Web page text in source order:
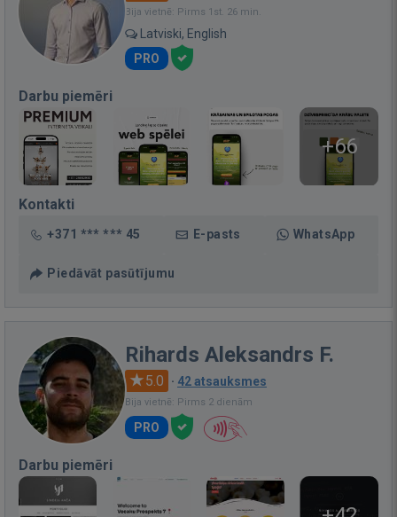
Bija vietnē: Pirms 1st. 26 min.
Latviski, English
PRO
Darbu piemēri
+66
Kontakti
+371 *** *** 45 E-pasts WhatsApp
Piedāvāt pasūtījumu
Rihards Aleksandrs F.
5.0 · 42 atsauksmes
Bija vietnē: Pirms 2 dienām
PRO
Darbu piemēri